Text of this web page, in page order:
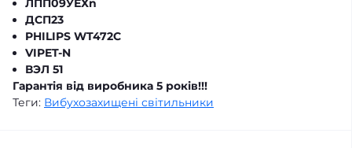
ДСП23
PHILIPS WT472C
VIPET-N
ВЭЛ 51
Гарантія від виробника 5 років!!!
Теги: Вибухозахищені світильники